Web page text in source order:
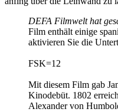
DEFA Filmwelt hat
Film enthält einige
aktivieren Sie die
FSK=12
Mit diesem Film gab
Kinodebüt. 1802
Alexander von